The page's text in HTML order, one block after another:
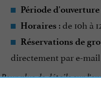
Période d'ouverture
Horaires : de 10h à
Réservations de
directement par e-
Pour plus de détails sur